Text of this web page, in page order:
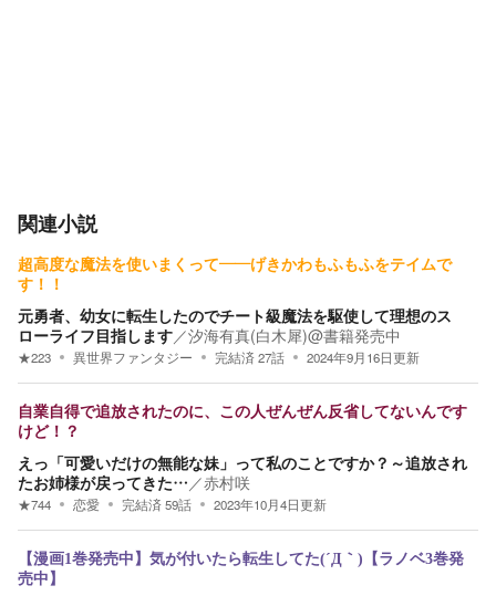
関連小説
超高度な魔法を使いまくって――げきかわもふもふをテイムで
す！！
元勇者、幼女に転生したのでチート級魔法を駆使して理想のス
ローライフ目指します／汐海有真(白木犀)@書籍発売中
★223 異世界ファンタジー 完結済27話 2024年9月16日更新
自業自得で追放されたのに、この人ぜんぜん反省してないんです
けど！？
えっ「可愛いだけの無能な妹」って私のことですか？～追放され
たお姉様が戻ってきた… ／赤村咲
★744 恋愛 完結済59話 2023年10月4日更新
【漫画1巻発売中】気が付いたら転生してた(´Д｀)【ラノベ3巻発
売中】